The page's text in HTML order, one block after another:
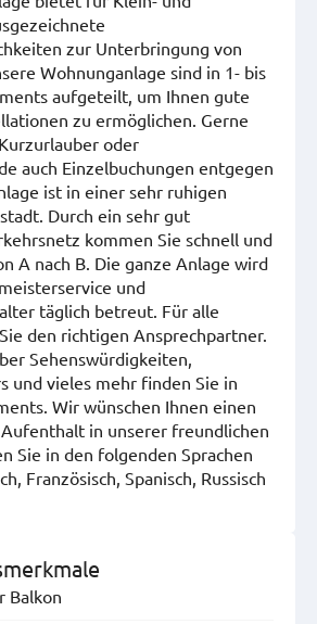
zur Unterbringung von
Wohnunganlage sind in 1- bis
aufgeteilt, um Ihnen gute
zu ermöglichen. Gerne
oder
auch Einzelbuchungen entgegen
ist in einer sehr ruhigen
Durch ein sehr gut
kommen Sie schnell und
A nach B. Die ganze Anlage wird
und
täglich betreut. Für alle
den richtigen Ansprechpartner.
Sehenswürdigkeiten,
und vieles mehr finden Sie in
Wir wünschen Ihnen einen
in unserer freundlichen
Sie in den folgenden Sprachen
Französisch, Spanisch, Russisch
Balkon